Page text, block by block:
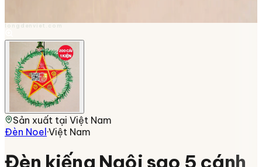
longdenviet.com
Sản xuất tại Việt Nam
Đèn Noel ·Việt Nam
Đèn kiếng Ngôi sao 5 cánh